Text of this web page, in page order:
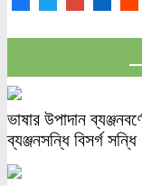
ভাষার উপাদান
ব্যঞ্জনসন্ধি বিসর্গ সন্ধি